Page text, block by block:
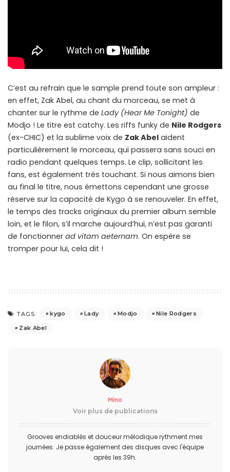
C’est au refrain que le sample prend toute son ampleur :
en effet, Zak Abel, au chant du morceau, se met à
chanter sur le rythme de Lady (Hear Me Tonight) de
Modjo ! Le titre est catchy. Les riffs funky de Nile Rodgers
(ex-CHIC) et la sublime voix de Zak Abel aident
particulièrement le morceau, qui passera sans souci en
radio pendant quelques temps. Le clip, sollicitant les
fans, est également très touchant. Si nous aimons bien
au final le titre, nous émettons cependant une grosse
réserve sur la capacité de Kygo à se renouveler. En effet,
le temps des tracks originaux du premier album semble
loin, et le filon, s’il marche aujourd’hui, n’est pas garanti
de fonctionner ad vitam aeternam. On espère se
tromper pour lui, cela dit !
TAGS: kygo Lady Modjo
Nile Rodgers
Zak Abel
Mino
Voir plus de publications
Grooves endiablés et douceur mélodique rythment mes
journées. Je passe également des disques avec l'équipe
après les 39h.